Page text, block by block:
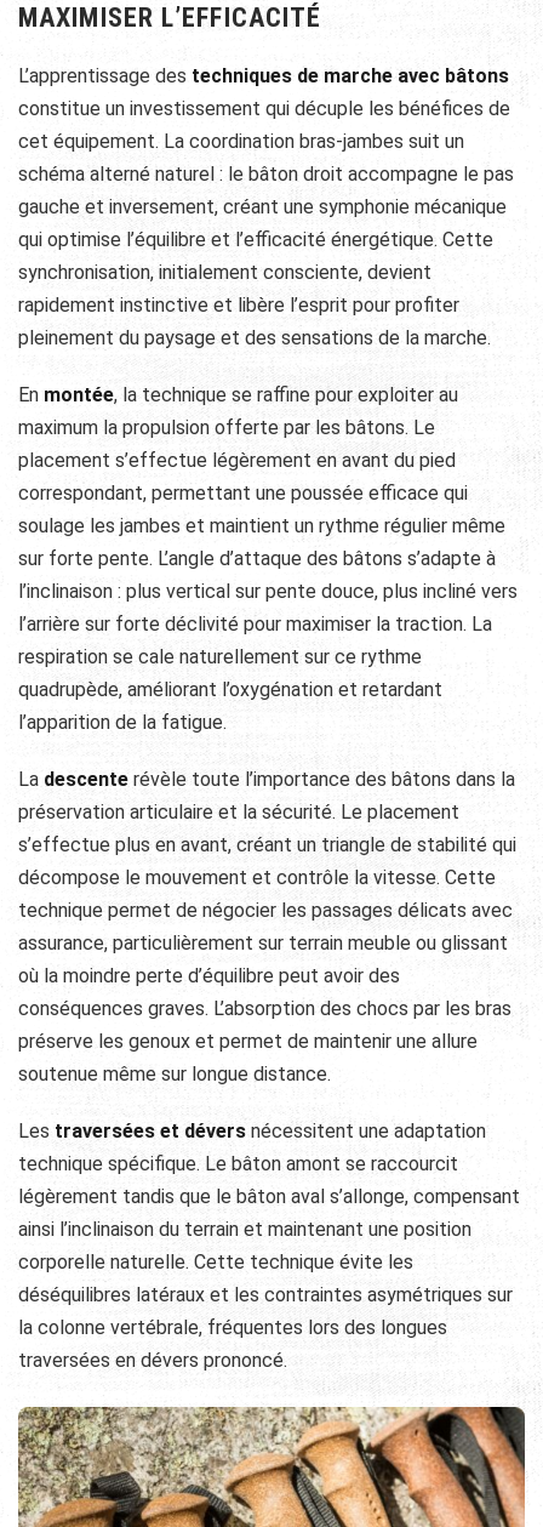
MAXIMISER L’EFFICACITÉ
L’apprentissage des techniques de marche avec bâtons
constitue un investissement qui décuple les bénéfices de
cet équipement. La coordination bras-jambes suit un
schéma alterné naturel : le bâton droit accompagne le pas
gauche et inversement, créant une symphonie mécanique
qui optimise l’équilibre et l’efficacité énergétique. Cette
synchronisation, initialement consciente, devient
rapidement instinctive et libère l’esprit pour profiter
pleinement du paysage et des sensations de la marche.
En montée, la technique se raffine pour exploiter au
maximum la propulsion offerte par les bâtons. Le
placement s’effectue légèrement en avant du pied
correspondant, permettant une poussée efficace qui
soulage les jambes et maintient un rythme régulier même
sur forte pente. L’angle d’attaque des bâtons s’adapte à
l’inclinaison : plus vertical sur pente douce, plus incliné vers
l’arrière sur forte déclivité pour maximiser la traction. La
respiration se cale naturellement sur ce rythme
quadrupède, améliorant l’oxygénation et retardant
l’apparition de la fatigue.
La descente révèle toute l’importance des bâtons dans la
préservation articulaire et la sécurité. Le placement
s’effectue plus en avant, créant un triangle de stabilité qui
décompose le mouvement et contrôle la vitesse. Cette
technique permet de négocier les passages délicats avec
assurance, particulièrement sur terrain meuble ou glissant
où la moindre perte d’équilibre peut avoir des
conséquences graves. L’absorption des chocs par les bras
préserve les genoux et permet de maintenir une allure
soutenue même sur longue distance.
Les traversées et dévers nécessitent une adaptation
technique spécifique. Le bâton amont se raccourcit
légèrement tandis que le bâton aval s’allonge, compensant
ainsi l’inclinaison du terrain et maintenant une position
corporelle naturelle. Cette technique évite les
déséquilibres latéraux et les contraintes asymétriques sur
la colonne vertébrale, fréquentes lors des longues
traversées en dévers prononcé.